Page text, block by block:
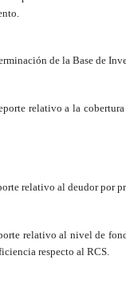
de la Base de
relativo a la
relativo al deudor por
relativo al nivel de
respecto al RCS.